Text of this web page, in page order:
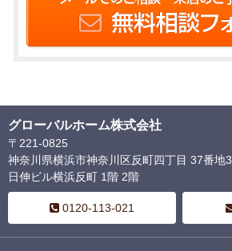
グローバルホーム株式会社
〒221-0825
神奈川県横浜市神奈川区反町四丁目 37番地3
日伸ビル横浜反町 1階 2階
0120-113-021